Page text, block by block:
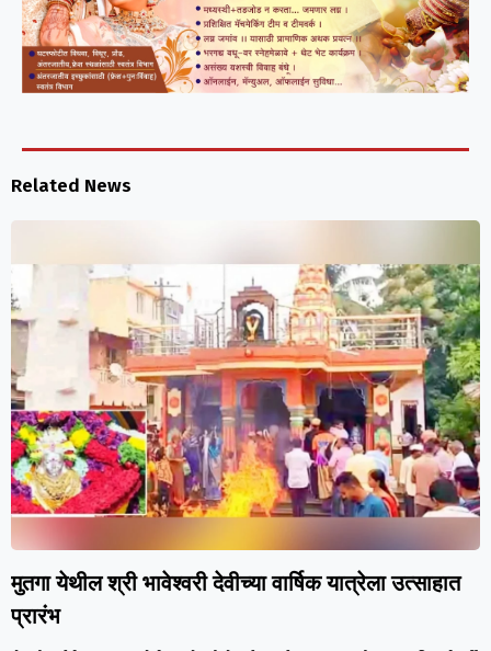
Related News
मुतगा येथील श्री भावेश्वरी देवीच्या वार्षिक यात्रेला उत्साहात
प्रारंभ